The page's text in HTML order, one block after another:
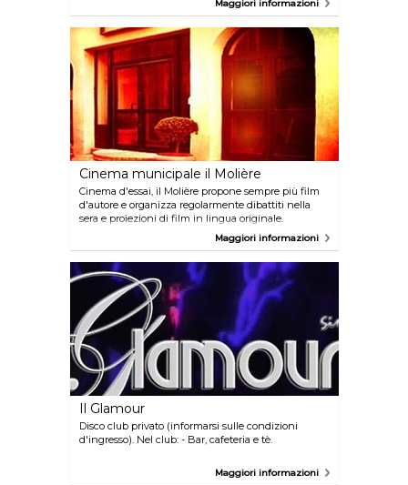
Maggiori informazioni
Cinema municipale il Molière
Cinema d'essai, il Molière propone sempre più film
d'autore e organizza regolarmente dibattiti nella
sera e proiezioni di film in lingua originale.
Maggiori informazioni
Il Glamour
Disco club privato (informarsi sulle condizioni
d'ingresso). Nel club: - Bar, cafeteria e tè.
Maggiori informazioni